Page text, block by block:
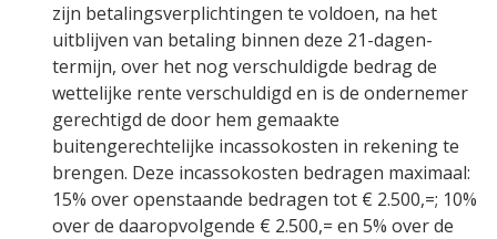
zijn betalingsverplichtingen te voldoen, na het
uitblijven van betaling binnen deze 21-dagen-
termijn, over het nog verschuldigde bedrag de
wettelijke rente verschuldigd en is de ondernemer
gerechtigd de door hem gemaakte
buitengerechtelijke incassokosten in rekening te
brengen. Deze incassokosten bedragen maximaal:
15% over openstaande bedragen tot € 2.500,=; 10%
over de daaropvolgende € 2.500,= en 5% over de